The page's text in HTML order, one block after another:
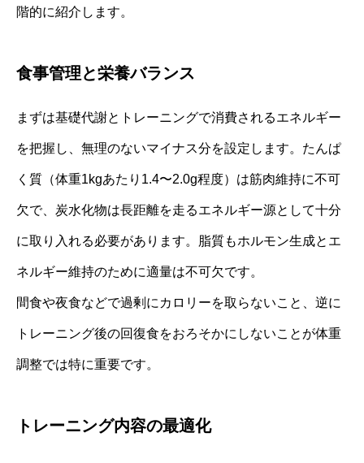
階的に紹介します。
食事管理と栄養バランス
まずは基礎代謝とトレーニングで消費されるエネルギー
を把握し、無理のないマイナス分を設定します。たんぱ
く質（体重1kgあたり1.4〜2.0g程度）は筋肉維持に不可
欠で、炭水化物は長距離を走るエネルギー源として十分
に取り入れる必要があります。脂質もホルモン生成とエ
ネルギー維持のために適量は不可欠です。
間食や夜食などで過剰にカロリーを取らないこと、逆に
トレーニング後の回復食をおろそかにしないことが体重
調整では特に重要です。
トレーニング内容の最適化